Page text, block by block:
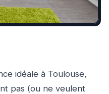
idéale à Toulouse,
pas (ou ne veulent